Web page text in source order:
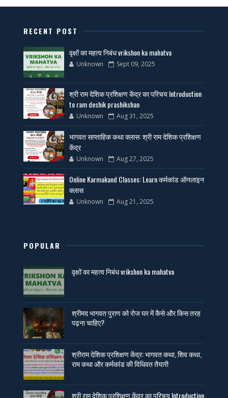
RECENT POST
वृक्षों का महत्व निबंध vrikshon ka mahatva
Unknown Sept 09, 2025
श्री राम देशिक प्रशिक्षण केंद्र का परिचय Introduction
to ram deshik prashikshan
Unknown Aug 31, 2025
भागवत साप्ताहिक कथा क्लास: श्री राम देशिक प्रशिक्षण
केंद्र
Unknown Aug 27, 2025
Online Karmakand Classes: Learn कर्मकांड ऑनलाइन
क्लास
Unknown Aug 21, 2025
POPULAR
वृक्षों का महत्व निबंध vrikshon ka mahatva
श्रीमद भागवत पुराण को रोज घर में कैसे और किस तरह
पढ़ना चाहिए?
श्रीराम देशिक प्रशिक्षण केंद्र: भागवत कथा, शिव कथा,
राम कथा और कर्मकांड की विधिवत तैयारी
श्री राम देशिक प्रशिक्षण केंद्र का परिचय Introduction